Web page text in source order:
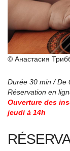
© Анастасия
Durée 30 min / De
Réservation en
Ouverture des
jeudi à 14h